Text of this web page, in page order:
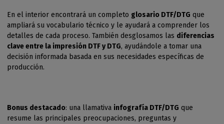
En el interior encontrará un completo glosario DTF/DTG que
ampliará su vocabulario técnico y le ayudará a comprender los
detalles de cada proceso. También desglosamos las diferencias
clave entre la impresión DTF y DTG, ayudándole a tomar una
decisión informada basada en sus necesidades específicas de
producción.
Bonus destacado: una llamativa infografía DTF/DTG que
resume las principales preocupaciones, preguntas y